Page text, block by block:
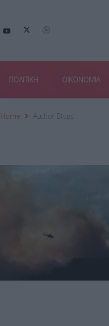
ΠΟΛΙΤΙΚΗ ΟΙΚΟΝΟΜΙΑ
Home Author Blogs